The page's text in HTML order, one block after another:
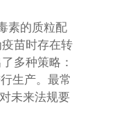
素的质粒配
苗时存在转
多种策略：
生产。最常
未来法规要